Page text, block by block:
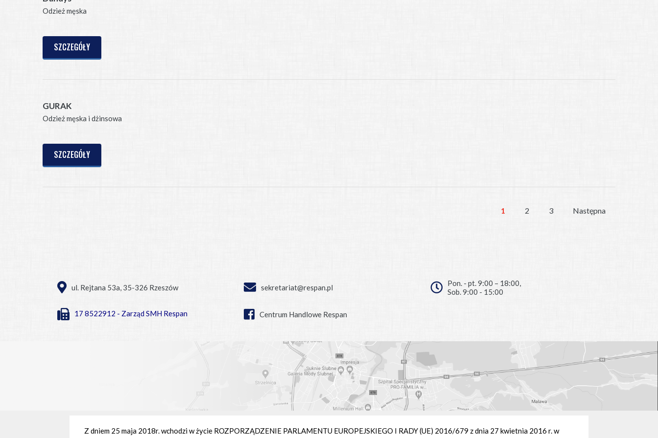
Odzież męska
SZCZEGÓŁY
GURAK
Odzież męska i dżinsowa
SZCZEGÓŁY
1 2 3 Następna
ul. Rejtana 53a, 35-326 Rzeszów
17 8522912 - Zarząd SMH Respan
sekretariat@respan.pl
Centrum Handlowe Respan
Pon. - pt. 9:00 – 18:00,
Sob. 9:00 - 15:00
Z dniem 25 maja 2018r. wchodzi w życie ROZPORZĄDZENIE PARLAMENTU EUROPEJSKIEGO I RADY (UE) 2016/679 z dnia 27 kwietnia 2016 r. w